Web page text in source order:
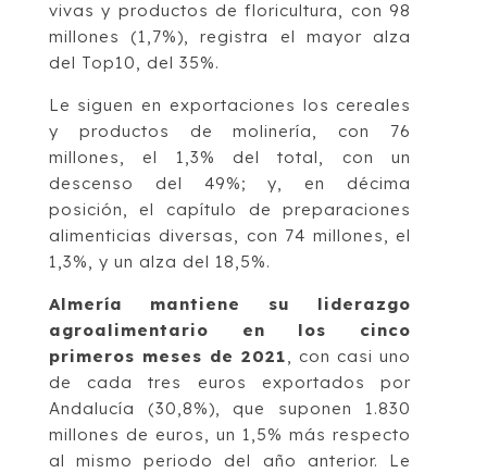
vivas y productos de floricultura, con 98
millones (1,7%), registra el mayor alza
del Top10, del 35%.
Le siguen en exportaciones los cereales
y productos de molinería, con 76
millones, el 1,3% del total, con un
descenso del 49%; y, en décima
posición, el capítulo de preparaciones
alimenticias diversas, con 74 millones, el
1,3%, y un alza del 18,5%.
Almería mantiene su liderazgo
agroalimentario en los cinco
primeros meses de 2021, con casi uno
de cada tres euros exportados por
Andalucía (30,8%), que suponen 1.830
millones de euros, un 1,5% más respecto
al mismo periodo del año anterior. Le